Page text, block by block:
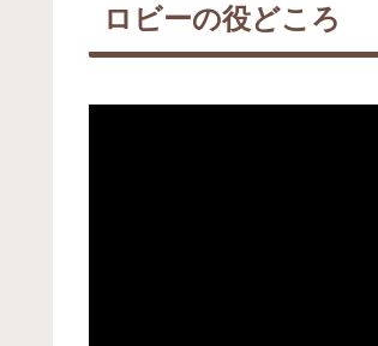
ロビーの役どころ